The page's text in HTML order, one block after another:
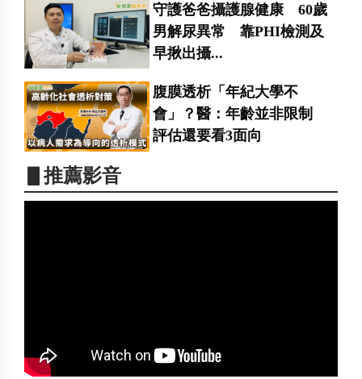
守護爸爸攝護腺健康 60歲
男解尿異常 靠PHI檢測及
早揪出攝...
腹膜透析「年紀大學不
會」？醫：年齡並非限制
評估還要看3面向
▋推薦影音